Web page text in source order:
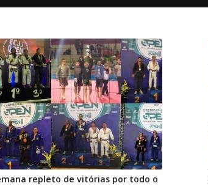
repleto de vitórias por todo o